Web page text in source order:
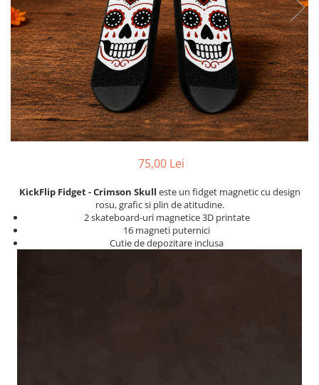
COLECȚIE VERDE
COLECȚIE PORTOCALIU
JUCĂRII PENTRU DEZVOLTARE
TĂVIȚE SENZORIALE
KITURI DE CONSTRUCȚIE
75,00 Lei
KickFlip Fidget - Crimson Skull este un fidget magnetic cu design
rosu, grafic si plin de atitudine.
2 skateboard-uri magnetice 3D printate
16 magneti puternici
Cutie de depozitare inclusa